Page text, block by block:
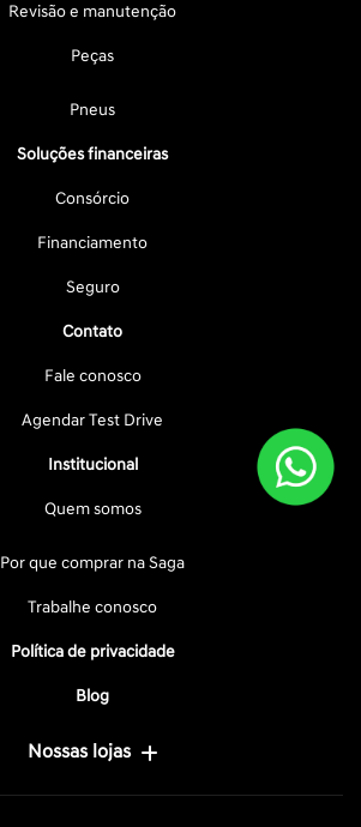
Revisão e manutenção
Peças
Pneus
Soluções financeiras
Consórcio
Financiamento
Seguro
Contato
Fale conosco
Agendar Test Drive
Institucional
Quem somos
Por que comprar na Saga
Trabalhe conosco
Política de privacidade
Blog
Nossas lojas